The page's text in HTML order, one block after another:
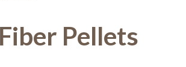
Pellets